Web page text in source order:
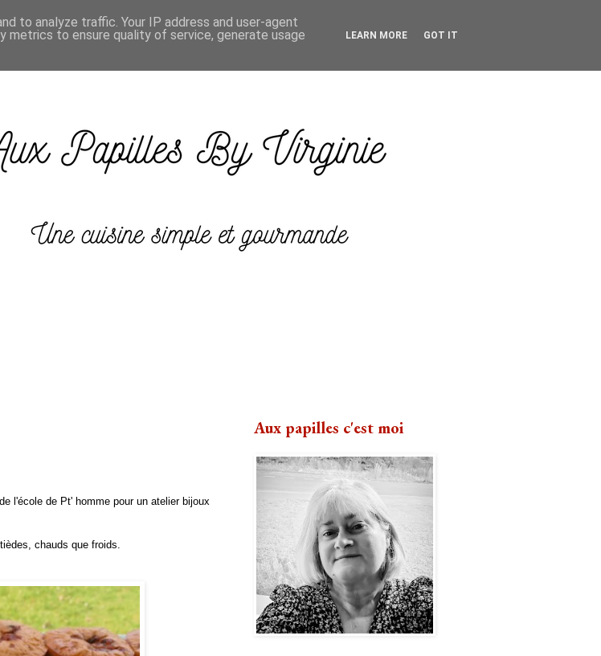
l'école de Pt' homme pour un atelier bijoux
chauds que froids.
Aux papilles c'est moi
to analyze traffic. Your IP address and user-agent
metrics to ensure quality of service, generate usage
LEARN MORE GOT IT